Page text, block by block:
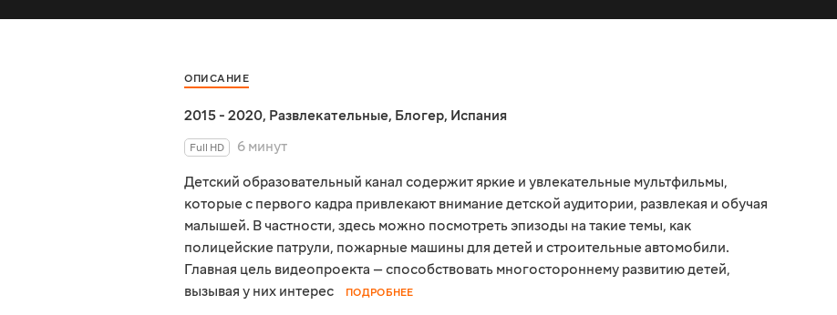
ОПИСАНИЕ
2015 - 2020, Развлекательные, Блогер, Испания
Full HD
6 минут
Детский образовательный канал содержит яркие и увлекательные мультфильмы,
которые с первого кадра привлекают внимание детской аудитории, развлекая и обучая
малышей. В частности, здесь можно посмотреть эпизоды на такие темы, как
полицейские патрули, пожарные машины для детей и строительные автомобили.
Главная цель видеопроекта — способствовать многостороннему развитию детей,
вызывая у них интерес
ПОДРОБНЕЕ